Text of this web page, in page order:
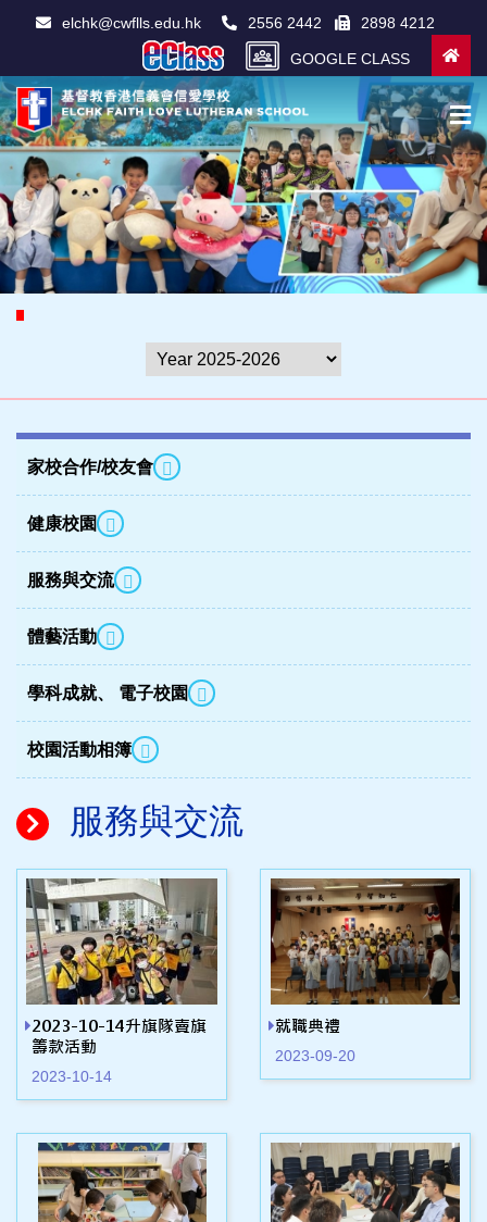
elchk@cwflls.edu.hk 2556 2442 2898 4212
GOOGLE CLASS
家校合作/校友會
健康校園
服務與交流
體藝活動
學科成就、 電子校園
校園活動相簿
服務與交流
2023-10-14升旗隊賣旗
籌款活動
2023-10-14
就職典禮
2023-09-20